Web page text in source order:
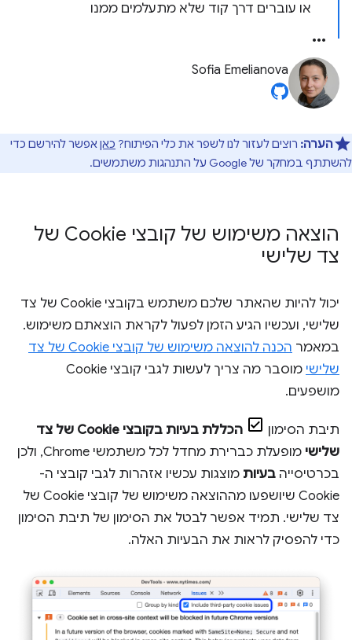
או עוברים דרך קוד שלא מתעלמים ממנו
Sofia Emelianova
הערה: רוצים לעזור לנו לשפר את כלי הפיתוח? כאןאפשר להירשם כדי
להשתתף במחקר של Google על התנהגות משתמשים.
הוצאה משימוש של קובצי Cookie של
צד שלישי
יכול להיות שהאתר שלכם משתמש בקובצי Cookie של צד
שלישי, ועכשיו הגיע הזמן לפעול לקראת הוצאתם משימוש.
במאמר
הכנה להוצאה משימוש של קובצי Cookie של צד
שלישי
מוסבר מה צריך לעשות לגבי קובצי Cookie
מושפעים.
תיבת הסימון
הכללת בעיות בקובצי Cookie של צד
שלישי
מופעלת כברירת מחדל לכל משתמשי Chrome, ולכן
בכרטיסייה בעיות מוצגות עכשיו אזהרות לגבי קובצי ה-
Cookie שיושפעו מההוצאה משימוש של קובצי Cookie של
צד שלישי. תמיד אפשר לבטל את הסימון של תיבת הסימון
כדי להפסיק לראות את הבעיות האלה.